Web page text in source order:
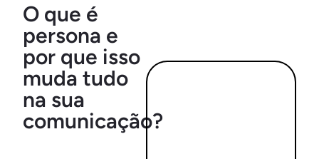
O que é
persona e
por que isso
muda tudo
na sua
comunicação?